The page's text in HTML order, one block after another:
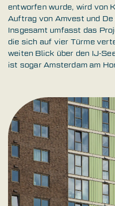
entworfen wurde, wird von
Auftrag von Amvest und
Insgesamt umfasst das
die sich auf vier Türme
weiten Blick über den IJ-
ist sogar Amsterdam am